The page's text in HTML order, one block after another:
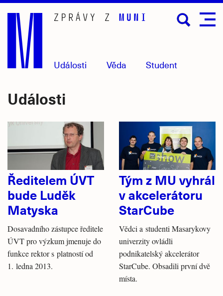
Přejít
hlavní
obsah
Události Věda Student
Události
Ředitelem ÚVT
bude Luděk
Matyska
Dosavadního zástupce ředitele
ÚVT pro výzkum jmenuje do
funkce rektor s platností od
1. ledna 2013.
Tým z MU vyhrál
v akcelerátoru
StarCube
Vědci a studenti Masarykovy
univerzity ovládli
podnikatelský akcelerátor
StarCube. Obsadili první dvě
místa.